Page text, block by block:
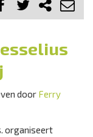
door Ferry
organiseert